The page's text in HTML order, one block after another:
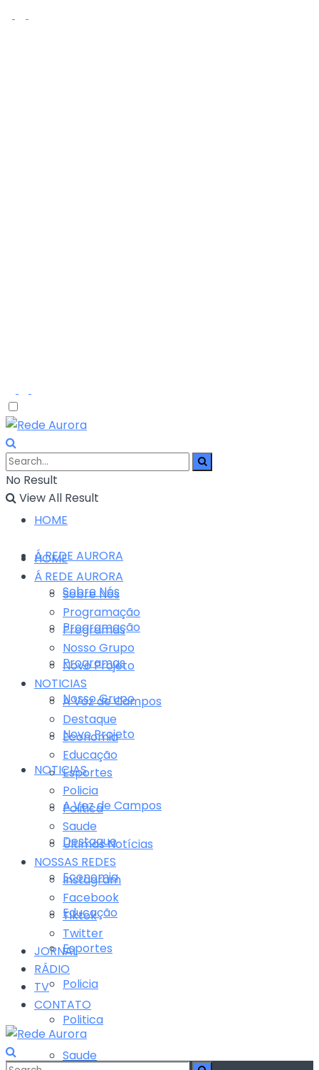
No Result
View All Result
HOME
Á REDE AURORA
Sobre Nós
Programação
Programas
Nosso Grupo
Novo Projeto
NOTICIAS
A Voz de Campos
Destaque
Economia
Educação
Esportes
Policia
Politica
Saude
HOME
Á REDE AURORA
Sobre Nós
Programação
Programas
Nosso Grupo
Novo Projeto
NOTICIAS
A Voz de Campos
Destaque
Economia
Educação
Esportes
Policia
Politica
Saude
Últimas Notícias
NOSSAS REDES
Instagram
Facebook
Tiktok
Twitter
JORNAL
RÁDIO
TV
CONTATO